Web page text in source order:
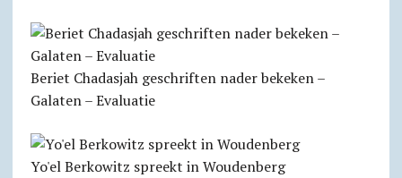
Beriet Chadasjah geschriften nader bekeken –
Galaten – Evaluatie
Yo'el Berkowitz spreekt in Woudenberg